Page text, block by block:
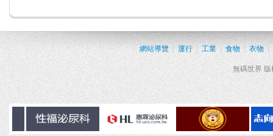
網站導覽 運行 工業 | 食物 衣物 |
無碼世界